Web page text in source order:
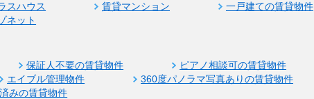
スハウス 賃貸マンション 一戸建ての賃貸物件
ネット
保証人不要の賃貸物件 ピアノ相談可の賃貸物件
エイブル管理物件 360度パノラマ写真ありの賃貸物件
みの賃貸物件